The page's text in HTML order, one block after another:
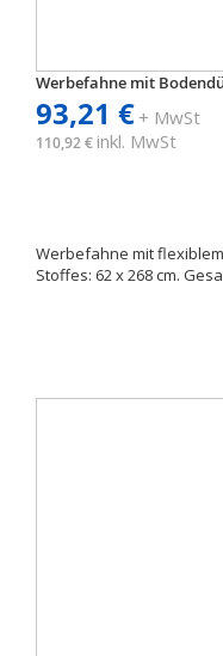
Werbefahne mit
93,21 €+ MwSt
110,92 € inkl. MwSt
Werbefahne mit
Stoffes: 62 x 268 cm.